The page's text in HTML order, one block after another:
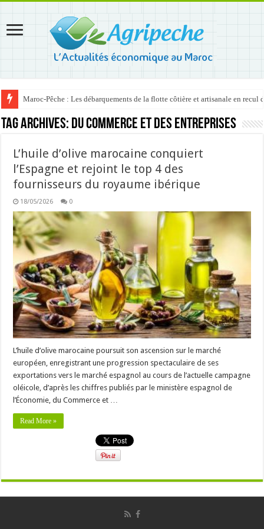
Maroc-Pêche : Les débarquements de la flotte côtière et artisanale en recul
Tag Archives: du Commerce et des Entreprises
L’huile d’olive marocaine conquiert
l’Espagne et rejoint le top 4 des
fournisseurs du royaume ibérique
18/05/2026 0
L’huile d’olive marocaine poursuit son ascension sur le marché
européen, enregistrant une progression spectaculaire de ses
exportations vers le marché espagnol au cours de l’actuelle campagne
oléicole, d’après les chiffres publiés par le ministère espagnol de
l’Économie, du Commerce et …
Read More »